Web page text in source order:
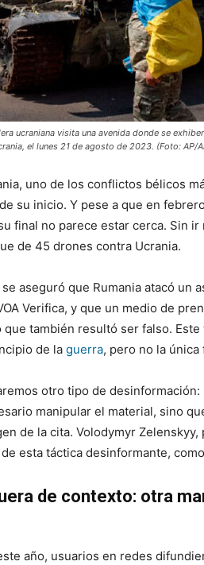
ucraniana visita una avenida donde se
el lunes 21 de agosto de 2023. (Foto: AP/
uno de los conflictos bélicos
su inicio. Y pese a que en
final no parece estar cerca. Sin
de 45 drones contra Ucrania.
aseguró que Rumania atacó un
Verifica, y que un medio de
que también resultó ser falso.
de la guerra, pero no la
otro tipo de
manipular el material, sino
de la cita. Volodymyr
esta táctica desinformante,
de contexto: otra
año, usuarios en redes